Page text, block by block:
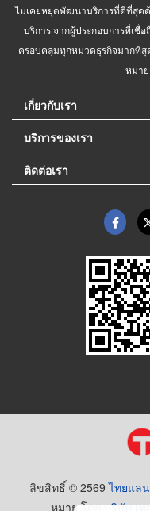
ไม่เคยหยุดพัฒนาบริการที่ดีที่สุด
บริการ จากผู้ประกอบการที่เชื่
ครอบคลุมทุกหมวดธุรกิจมากที่สุ
หมา
เกี่ยวกับเรา
บริการของเรา
ติดต่อเรา
ลิขสิทธิ์ © 2569ไทยแลน
หมาย โดยบริษัท เ